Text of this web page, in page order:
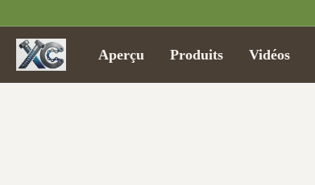
Aperçu Produits Vidéos